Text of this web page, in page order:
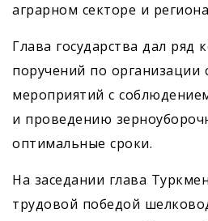
аграрном секторе и
Глава государства дал ряд
поручений по организации
мероприятий с
и проведению
оптимальные сроки.
На заседании глава
трудовой победой